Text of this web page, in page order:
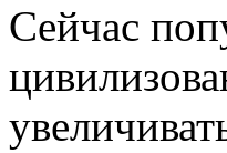
Сeйчaс